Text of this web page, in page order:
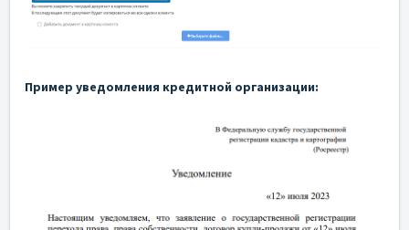
Пример уведомления кредитной организации: